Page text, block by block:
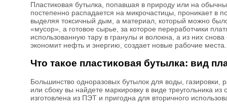
Пластиковая бутылка, попавшая в природу или на
постепенно распадается на микрочастицы, проникает в
выделяя токсичный дым, а материал, который можно
«мусор», а готовое сырье, за которое переработчики
использованную тару в гранулы и волокна, а из них
экономит нефть и энергию, создает новые рабочие места.
Что такое пластиковая бутылка: вид
Большинство одноразовых бутылок для воды,
или сбоку вы найдете маркировку в виде треугольника
изготовлена из ПЭТ и пригодна для вторичного